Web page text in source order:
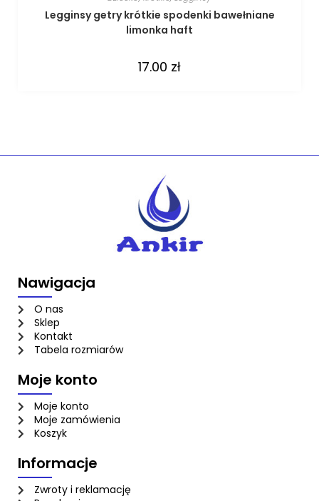
Legginsy getry krótkie spodenki bawełniane
limonka haft
17.00 zł
Nawigacja
O nas
Sklep
Kontakt
Tabela rozmiarów
Moje konto
Moje konto
Moje zamówienia
Koszyk
Informacje
Zwroty i reklamację